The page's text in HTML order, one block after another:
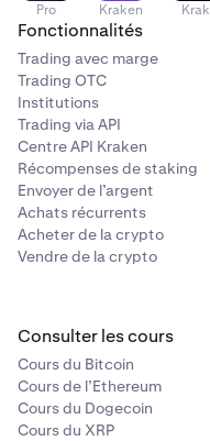
Pro Kraken Krak
Fonctionnalités
Trading avec marge
Trading OTC
Institutions
Trading via API
Centre API Kraken
Récompenses de staking
Envoyer de l’argent
Achats récurrents
Acheter de la crypto
Vendre de la crypto
Consulter les cours
Cours du Bitcoin
Cours de l’Ethereum
Cours du Dogecoin
Cours du XRP